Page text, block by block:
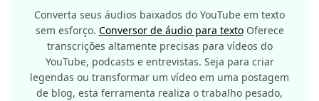
Converta seus áudios baixados do YouTube em texto
sem esforço. Conversor de áudio para textoOferece
transcrições altamente precisas para vídeos do
YouTube, podcasts e entrevistas. Seja para criar
legendas ou transformar um vídeo em uma postagem
de blog, esta ferramenta realiza o trabalho pesado,